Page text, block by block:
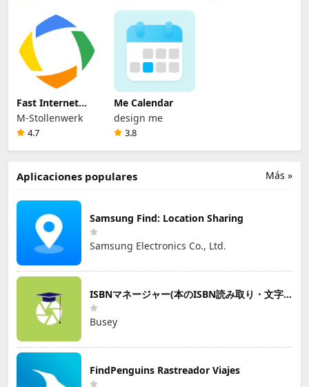
Fast Internet
Browser
M-Stollenwerk
4.7
Me Calendar
design me
3.8
Más »
Aplicaciones populares
Samsung Find: Location Sharing
Samsung Electronics Co., Ltd.
ISBNマネージャー(本のISBN読み取り・文字認識)
Busey
FindPenguins Rastreador Viajes